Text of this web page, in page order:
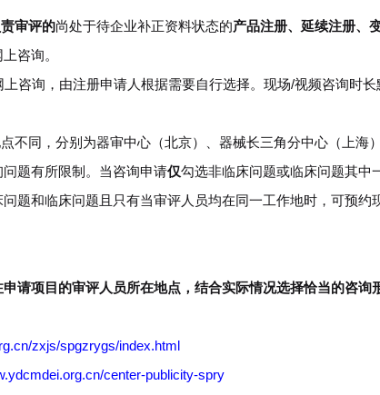
审评的尚处于待企业补正资料状态的产品注册、延续注册、
咨询。
询，由注册申请人根据需要自行选择。现场/视频咨询时长
不同，分别为器审中心（北京）、器械长三角分中心（上海）
题有所限制。当咨询申请仅勾选非临床问题或临床问题其中
题和临床问题且只有当审评人员均在同一工作地时，可预约
请项目的审评人员所在地点，结合实际情况选择恰当的咨询
zxjs/spgzrygs/index.html
center-publicity-spry